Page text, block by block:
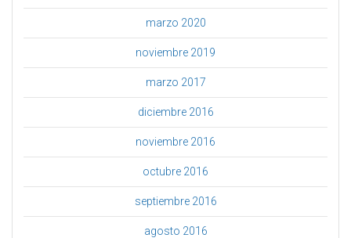
marzo 2020
noviembre 2019
marzo 2017
diciembre 2016
noviembre 2016
octubre 2016
septiembre 2016
agosto 2016